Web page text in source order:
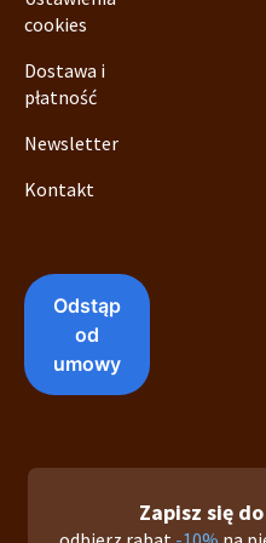
cookies
Dostawa i
płatność
Newsletter
Kontakt
Zapisz się
Zestawy prezentowe
Pijalnie Czekolady i oferta
Warsztaty czekoladowe dla
wykorzystania ich danych
zastosowaniu marketingu na